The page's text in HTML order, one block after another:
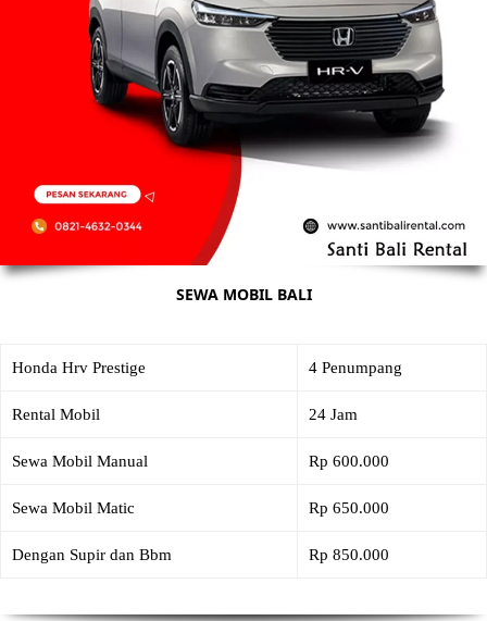
SEWA MOBIL BALI
Honda Hrv Prestige 4 Penumpang
Rental Mobil 24 Jam
Sewa Mobil Manual Rp 600.000
Sewa Mobil Matic Rp 650.000
Dengan Supir dan Bbm Rp 850.000